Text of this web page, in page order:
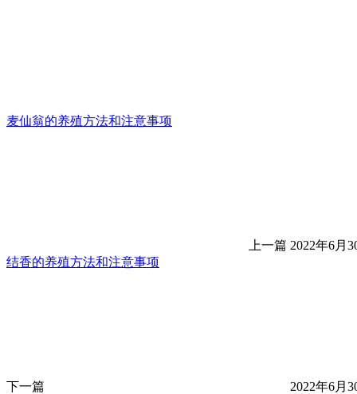
麦仙翁的养殖方法和注意事项
上一篇 2022年6月
结香的养殖方法和注意事项
下一篇 2022年6月